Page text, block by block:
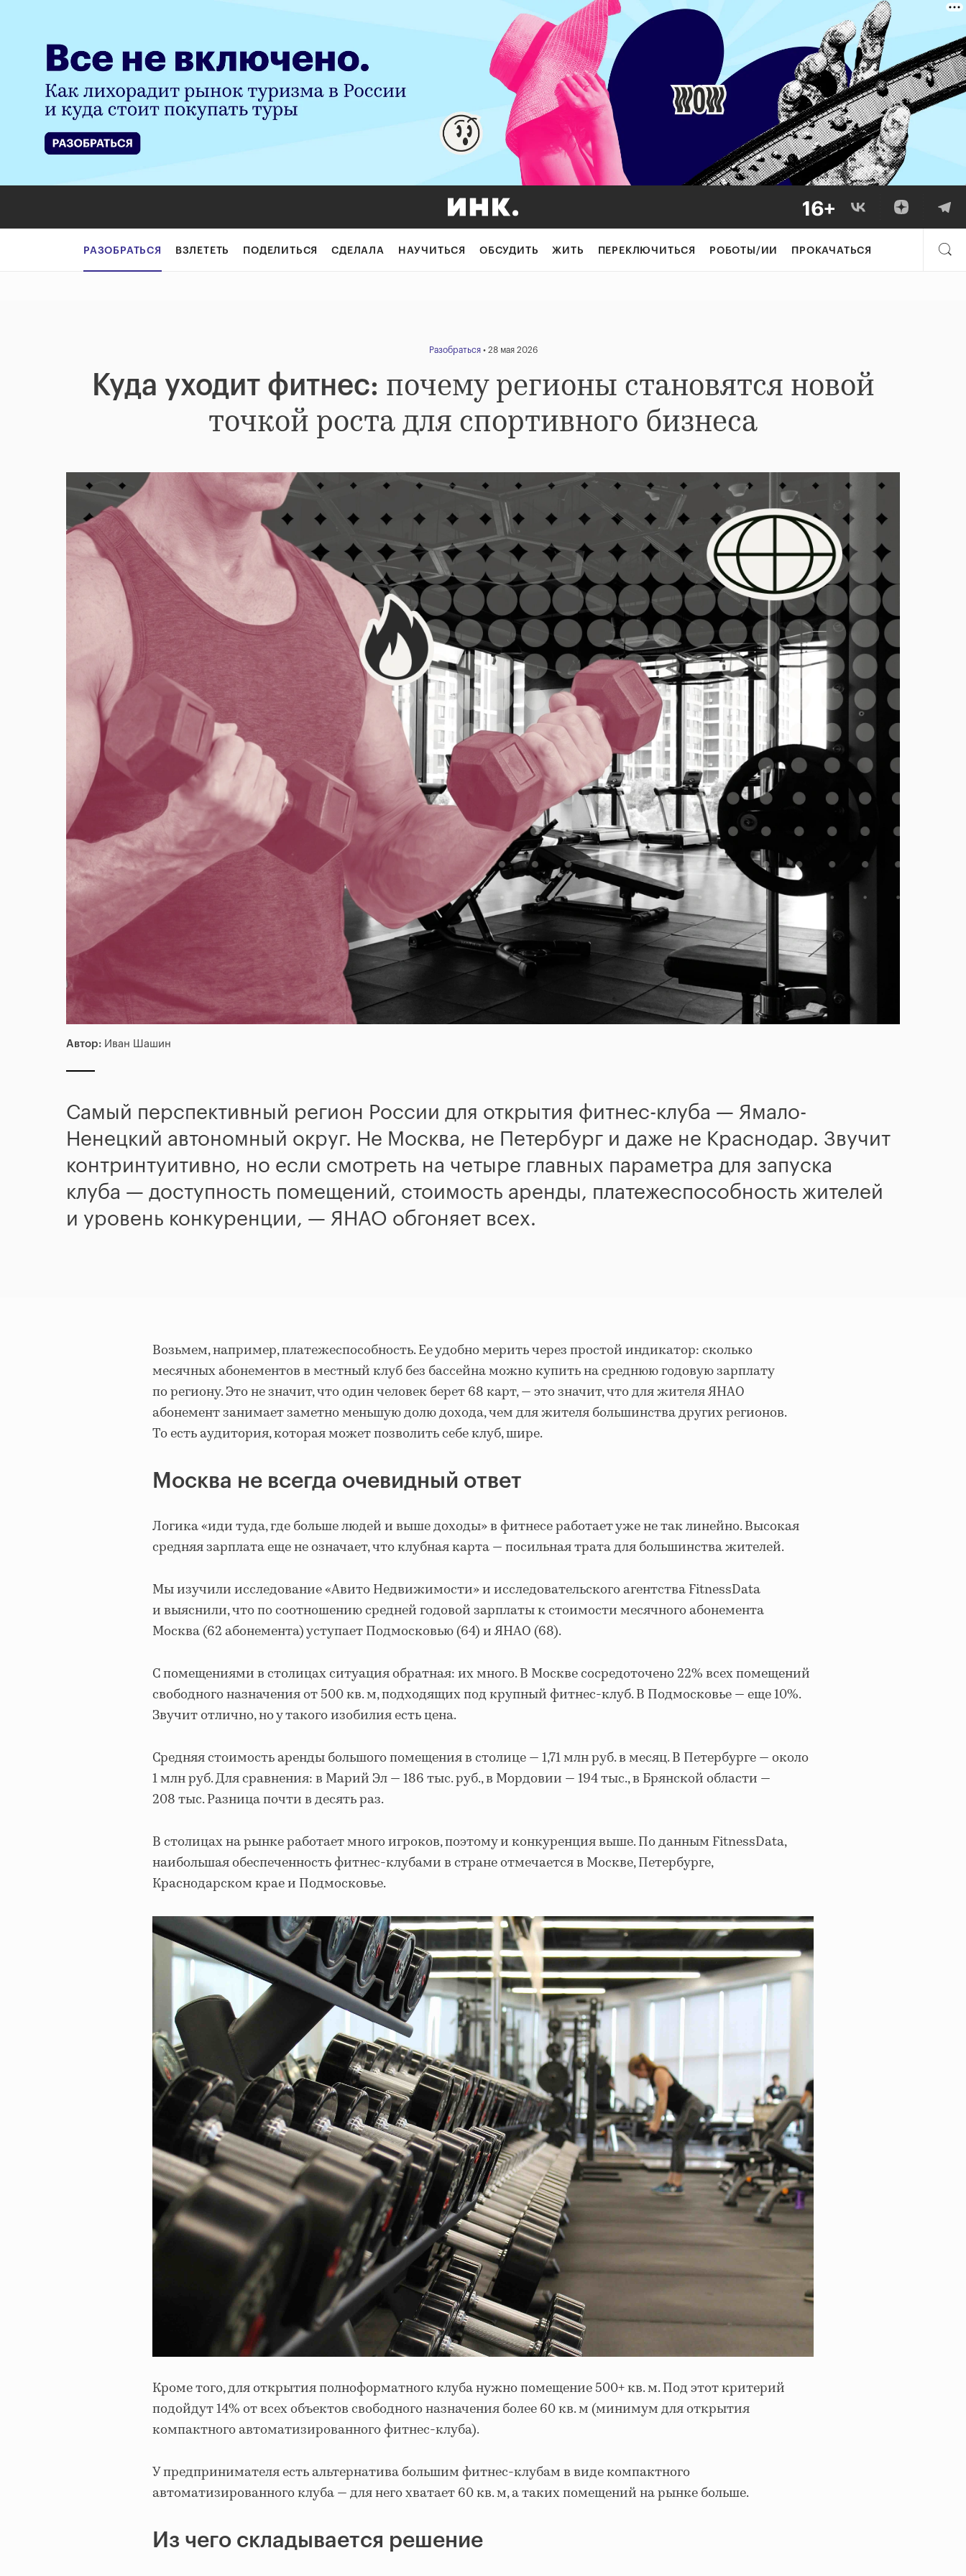
Куда уходит фитнес: почему регионы
РАЗОБРАТЬСЯ ВЗЛЕТЕТЬ ПОДЕЛИТЬСЯ СДЕЛАЛА НАУЧИТЬСЯ ОБСУДИТЬ ЖИТЬ ПЕРЕКЛЮЧИТЬСЯ РОБОТЫ/ИИ ПРОКАЧАТЬСЯ
Разобраться• 28 мая 2026
Куда уходит фитнес: почему регионы становятся новой
точкой роста для спортивного бизнеса
Автор: Иван Шашин
Самый перспективный регион России для открытия фитнес-клуба — Ямало-
Ненецкий автономный округ. Не Москва, не Петербург и даже не Краснодар. Звучит
контринтуитивно, но если смотреть на четыре главных параметра для запуска
клуба — доступность помещений, стоимость аренды, платежеспособность жителей
и уровень конкуренции, — ЯНАО обгоняет всех.
Возьмем, например, платежеспособность. Ее удобно мерить через простой индикатор: сколько
месячных абонементов в местный клуб без бассейна можно купить на среднюю годовую зарплату
по региону. Это не значит, что один человек берет 68 карт, — это значит, что для жителя ЯНАО
абонемент занимает заметно меньшую долю дохода, чем для жителя большинства других регионов.
То есть аудитория, которая может позволить себе клуб, шире.
Москва не всегда очевидный ответ
Логика «иди туда, где больше людей и выше доходы» в фитнесе работает уже не так линейно. Высокая
средняя зарплата еще не означает, что клубная карта — посильная трата для большинства жителей.
Мы изучили исследование «Авито Недвижимости» и исследовательского агентства FitnessData
и выяснили, что по соотношению средней годовой зарплаты к стоимости месячного абонемента
Москва (62 абонемента) уступает Подмосковью (64) и ЯНАО (68).
С помещениями в столицах ситуация обратная: их много. В Москве сосредоточено 22% всех помещений
свободного назначения от 500 кв. м, подходящих под крупный фитнес-клуб. В Подмосковье — еще 10%.
Звучит отлично, но у такого изобилия есть цена.
Средняя стоимость аренды большого помещения в столице — 1,71 млн руб. в месяц. В Петербурге — около
1 млн руб. Для сравнения: в Марий Эл — 186 тыс. руб., в Мордовии — 194 тыс., в Брянской области —
208 тыс. Разница почти в десять раз.
В столицах на рынке работает много игроков, поэтому и конкуренция выше. По данным FitnessData,
наибольшая обеспеченность фитнес-клубами в стране отмечается в Москве, Петербурге,
Краснодарском крае и Подмосковье.
Кроме того, для открытия полноформатного клуба нужно помещение 500+ кв. м. Под этот критерий
подойдут 14% от всех объектов свободного назначения более 60 кв. м (минимум для открытия
компактного автоматизированного фитнес-клуба).
У предпринимателя есть альтернатива большим фитнес-клубам в виде компактного
автоматизированного клуба — для него хватает 60 кв. м, а таких помещений на рынке больше.
Из чего складывается решение